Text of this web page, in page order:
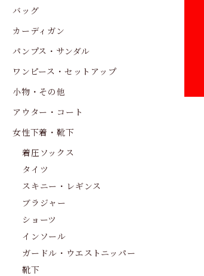
バッグ
カーディガン
パンプス・サンダル
ワンピース・セットアップ
小物・その他
アウター・コート
女性下着・靴下
着圧ソックス
タイツ
スキニー・レギンス
ブラジャー
ショーツ
インソール
ガードル・ウエストニッパー
靴下